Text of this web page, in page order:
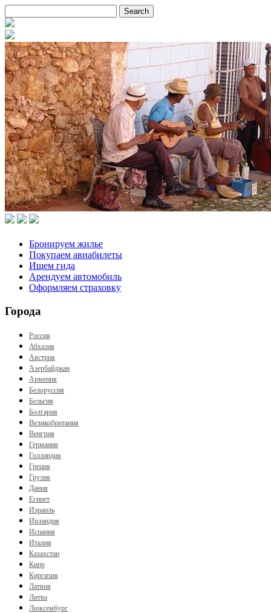
Бронируем жилье
Покупаем авиабилеты
Ищем гида
Арендуем автомобиль
Оформляем страховку
Города
Россия
Абхазия
Австрия
Азербайджан
Армения
Белоруссия
Бельгия
Болгария
Великобритания
Венгрия
Германия
Голландия
Греция
Грузия
Дания
Египет
Израиль
Ирландия
Испания
Италия
Казахстан
Кипр
Киргизия
Латвия
Литва
Люксембург